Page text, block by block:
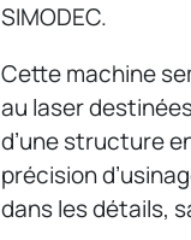
SIMODEC.
Cette machine
au laser
d’une structure
précision
dans les détails,